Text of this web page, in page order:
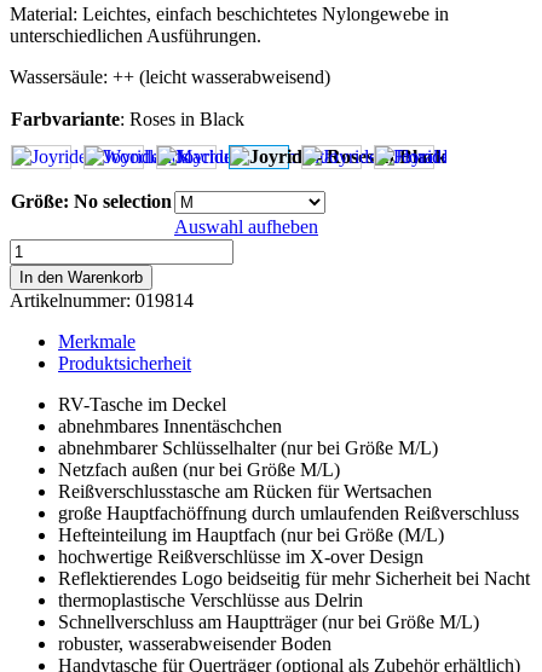
Material: Leichtes, einfach beschichtetes Nylongewebe in
unterschiedlichen Ausführungen.
Wassersäule: ++ (leicht wasserabweisend)
Farbvariante: Roses in Black
Größe: No selection
Auswahl aufheben
Joyride
-
Roses
in
Black
Menge
In den Warenkorb
Artikelnummer: 019814
Merkmale
Produktsicherheit
RV-Tasche im Deckel
abnehmbares Innentäschchen
abnehmbarer Schlüsselhalter (nur bei Größe M/L)
Netzfach außen (nur bei Größe M/L)
Reißverschlusstasche am Rücken für Wertsachen
große Hauptfachöffnung durch umlaufenden Reißverschluss
Hefteinteilung im Hauptfach (nur bei Größe (M/L)
hochwertige Reißverschlüsse im X-over Design
Reflektierendes Logo beidseitig für mehr Sicherheit bei Nacht
thermoplastische Verschlüsse aus Delrin
Schnellverschluss am Hauptträger (nur bei Größe M/L)
robuster, wasserabweisender Boden
Handytasche für Querträger (optional als Zubehör erhältlich)